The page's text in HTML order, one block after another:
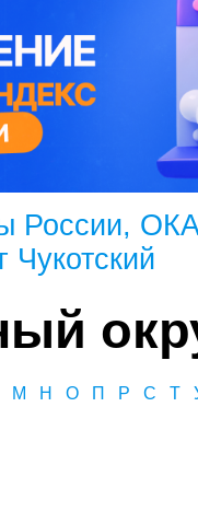
России,
Чукотский
М Н О П Р С Т